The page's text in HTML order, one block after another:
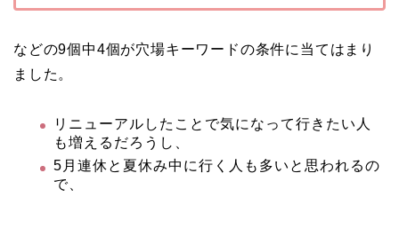
などの9個中4個が穴場キーワードの条件に当てはまり
ました。
リニューアルしたことで気になって行きたい人
も増えるだろうし、
5月連休と夏休み中に行く人も多いと思われるの
で、